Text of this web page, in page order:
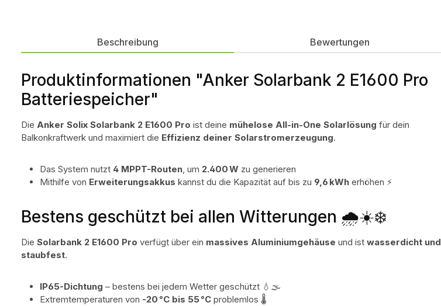
Beschreibung Bewertungen
Produktinformationen "Anker Solarbank 2 E1600 Pro
Batteriespeicher"
Die Anker Solix Solarbank 2 E1600 Pro ist deine mühelose All-in-One Solarlösung für dein
Balkonkraftwerk und maximiert die Effizienz deiner Solarstromerzeugung.
Das System nutzt 4 MPPT-Routen, um 2.400 W zu generieren
Mithilfe von Erweiterungsakkus kannst du die Kapazität auf bis zu 9,6 kWh erhöhen ⚡
Bestens geschützt bei allen Witterungen 🌧️☀️❄️
Die Solarbank 2 E1600 Pro verfügt über ein massives Aluminiumgehäuse und ist wasserdicht und
staubfest.
IP65-Dichtung – bestens bei jedem Wetter geschützt 💧🌫️
Extremtemperaturen von -20 °C bis 55 °C problemlos 🌡️